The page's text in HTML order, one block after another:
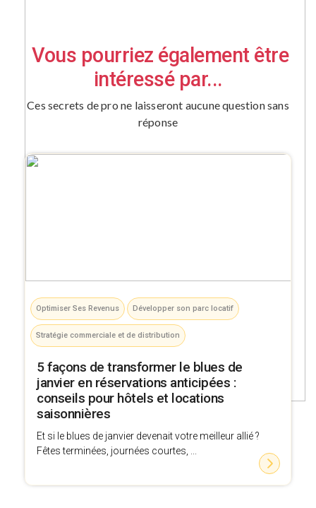
Vous pourriez également être
intéressé par...
Ces secrets de pro ne laisseront aucune question sans
réponse
Optimiser Ses Revenus Développer son parc locatif
Stratégie commerciale et de distribution
5 façons de transformer le blues de
janvier en réservations anticipées :
conseils pour hôtels et locations
saisonnières
Et si le blues de janvier devenait votre meilleur allié ?
Fêtes terminées, journées courtes, ...